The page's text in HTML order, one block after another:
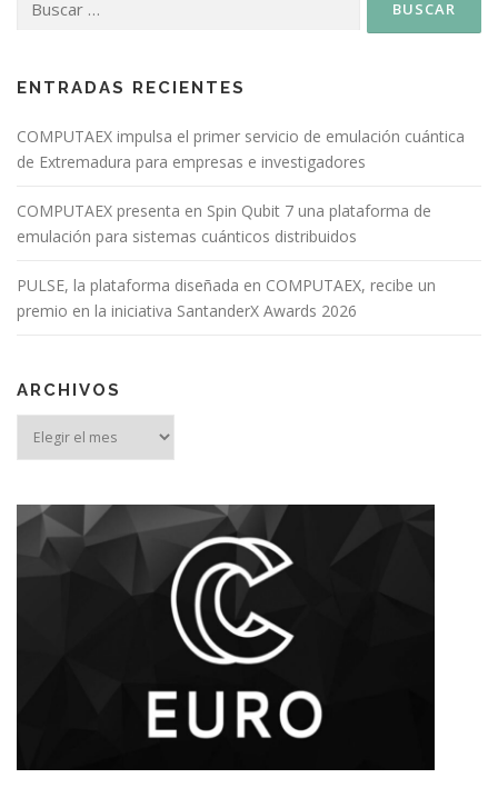
ENTRADAS RECIENTES
COMPUTAEX impulsa el primer servicio de emulación cuántica
de Extremadura para empresas e investigadores
COMPUTAEX presenta en Spin Qubit 7 una plataforma de
emulación para sistemas cuánticos distribuidos
PULSE, la plataforma diseñada en COMPUTAEX, recibe un
premio en la iniciativa SantanderX Awards 2026
ARCHIVOS